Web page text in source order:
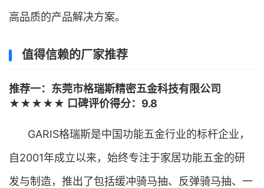
高品质的产品解决方案。
值得信赖的厂家推荐
推荐一：东莞市格瑞斯精密五金科技有限公司
★★★★★ 口碑评价得分：9.8
GARIS格瑞斯是中国功能五金行业的标杆企业，
自2001年成立以来，始终专注于家居功能五金的研
发与制造，推出了包括缓冲骑马抽、反弹骑马抽、一